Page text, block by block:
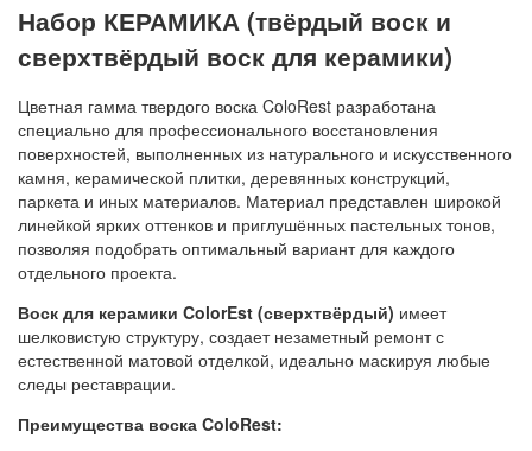
Набор КЕРАМИКА (твёрдый воск и
сверхтвёрдый воск для керамики)
Цветная гамма твердого воска ColoRest разработана
специально для профессионального восстановления
поверхностей, выполненных из натурального и искусственного
камня, керамической плитки, деревянных конструкций,
паркета и иных материалов. Материал представлен широкой
линейкой ярких оттенков и приглушённых пастельных тонов,
позволяя подобрать оптимальный вариант для каждого
отдельного проекта.
Воск для керамики ColorEst (сверхтвёрдый) имеет
шелковистую структуру, создает незаметный ремонт с
естественной матовой отделкой, идеально маскируя любые
следы реставрации.
Преимущества воска ColoRest: